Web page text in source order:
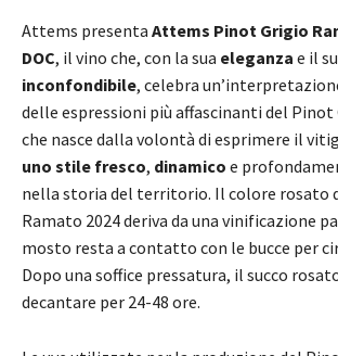
Attems presenta Attems Pinot Grigio
DOC, il vino che, con la sua eleganza e il
inconfondibile, celebra
delle espressioni più affascinanti del Pinot
che nasce dalla volontà di esprimere il
uno stile fresco, dinamico e
nella storia del territorio. Il colore rosato
Ramato 2024 deriva da una vinificazione
mosto resta a contatto con le bucce per
Dopo una soffice pressatura, il succo
decantare per 24-48 ore.